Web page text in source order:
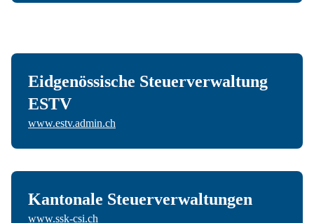
Eidgenössische Steuerverwaltung
ESTV
www.estv.admin.ch
Kantonale Steuerverwaltungen
www.ssk-csi.ch